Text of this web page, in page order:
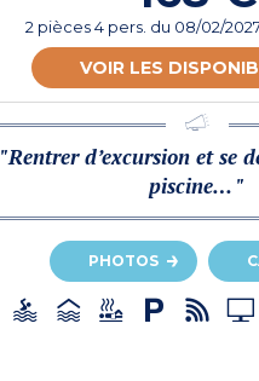
2 pièces 4 pers. du 08/02/
VOIR LES
"Rentrer d’excursion et se
piscine… "
PHOTOS